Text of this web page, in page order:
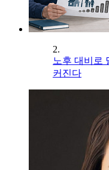
2.
노후 대비로
커진다